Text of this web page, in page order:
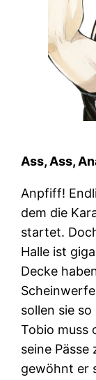
Ass, Ass,
Anpfiff!
dem die
startet.
Halle ist
Decke
sollen sie
Tobio muss
seine
gewöhnt er